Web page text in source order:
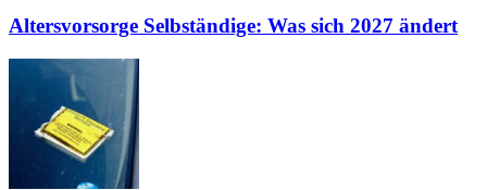
Altersvorsorge Selbständige: Was sich 2027 ändert